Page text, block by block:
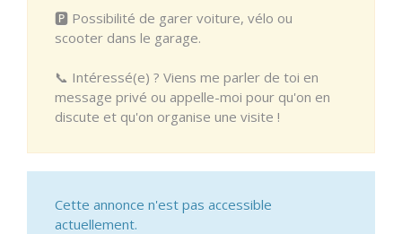
🅿️ Possibilité de garer voiture, vélo ou
scooter dans le garage.
📞 Intéressé(e) ? Viens me parler de toi en
message privé ou appelle-moi pour qu'on en
discute et qu'on organise une visite !
Cette annonce n'est pas accessible
actuellement.